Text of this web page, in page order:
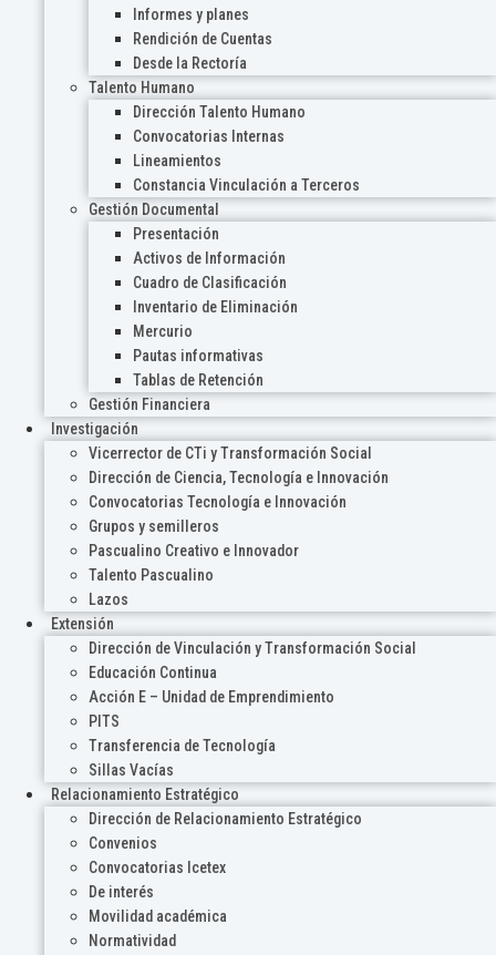
Informes y planes
Rendición de Cuentas
Desde la Rectoría
Talento Humano
Dirección Talento Humano
Convocatorias Internas
Lineamientos
Constancia Vinculación a Terceros
Gestión Documental
Presentación
Activos de Información
Cuadro de Clasificación
Inventario de Eliminación
Mercurio
Pautas informativas
Tablas de Retención
Gestión Financiera
Investigación
Vicerrector de CTi y Transformación Social
Dirección de Ciencia, Tecnología e Innovación
Convocatorias Tecnología e Innovación
Grupos y semilleros
Pascualino Creativo e Innovador
Talento Pascualino
Lazos
Extensión
Dirección de Vinculación y Transformación Social
Educación Continua
Acción E – Unidad de Emprendimiento
PITS
Transferencia de Tecnología
Sillas Vacías
Relacionamiento Estratégico
Dirección de Relacionamiento Estratégico
Convenios
Convocatorias Icetex
De interés
Movilidad académica
Normatividad